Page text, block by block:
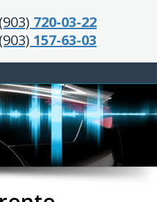
720-03-22
157-63-03